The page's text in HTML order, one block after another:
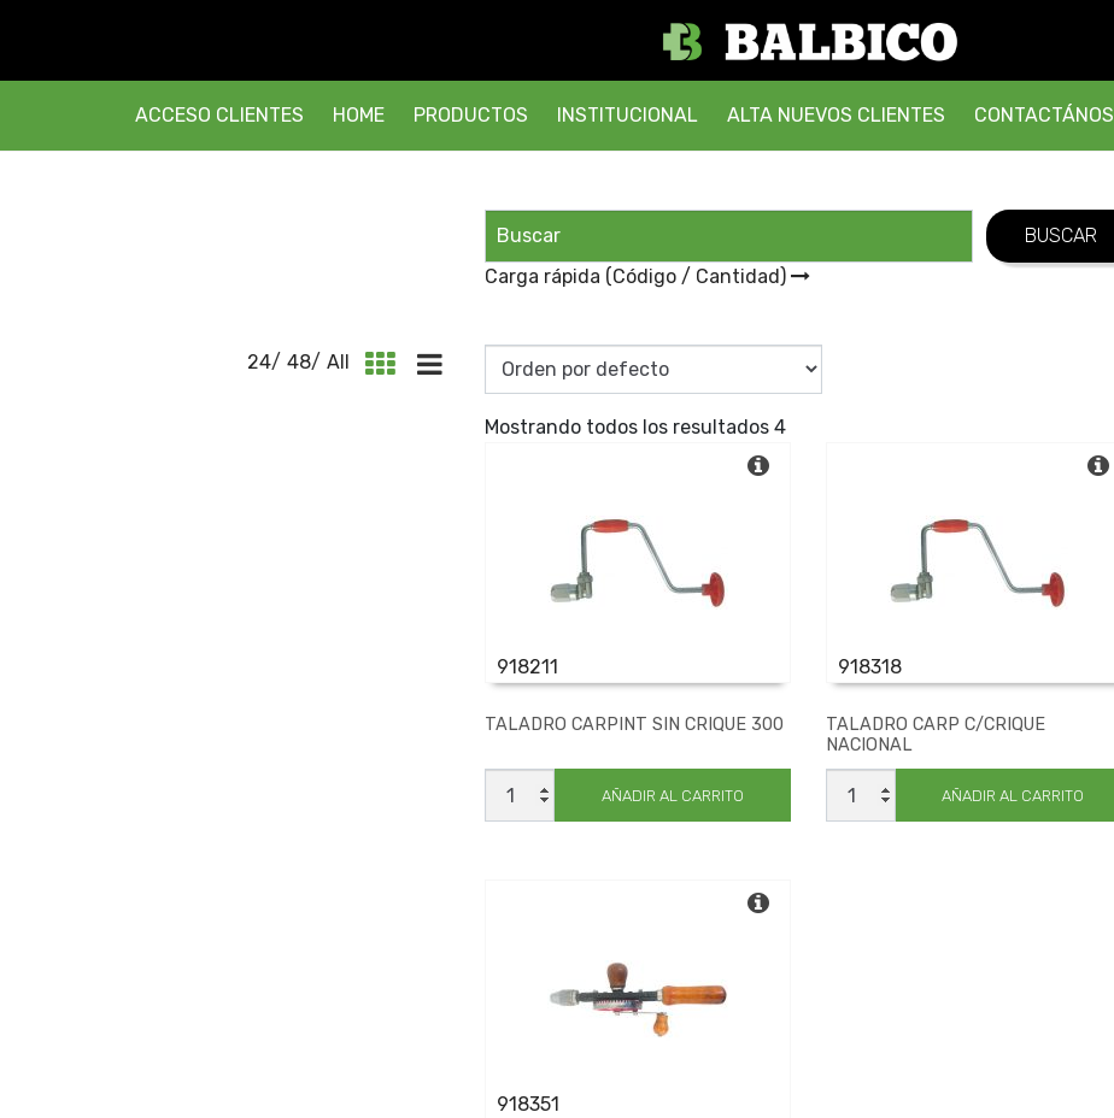
ACCESO CLIENTES HOME PRODUCTOS INSTITUCIONAL ALTA NUEVOS CLIENTES CONTACTÁNOS
Carga rápida (Código / Cantidad)
24/ 48/ All
Mostrando todos los resultados 4
918211
TALADRO CARPINT SIN CRIQUE 300
TALADRO
CARPINT
SIN
AÑADIR AL CARRITO
918318
TALADRO CARP C/CRIQUE
NACIONAL
TALADRO
CARP
C/CRIQUE
AÑADIR AL CARRITO
918351